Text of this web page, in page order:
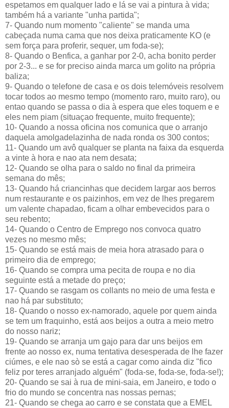
espetamos em qualquer lado e lá se vai a pintura à vida;
também há a variante "unha partida";
7- Quando num momento "caliente" se manda uma
cabeçada numa cama que nos deixa praticamente KO (e
sem força para proferir, sequer, um foda-se);
8- Quando o Benfica, a ganhar por 2-0, acha bonito perder
por 2-3... e se for preciso ainda marca um golito na própria
baliza;
9- Quando o telefone de casa e os dois telemóveis resolvem
tocar todos ao mesmo tempo (momento raro, muito raro), ou
entao quando se passa o dia à espera que eles toquem e e
eles nem piam (situaçao frequente, muito frequente);
10- Quando a nossa oficina nos comunica que o arranjo
daquela amolgadelazinha de nada ronda os 300 contos;
11- Quando um avô qualquer se planta na faixa da esquerda
a vinte à hora e nao ata nem desata;
12- Quando se olha para o saldo no final da primeira
semana do mês;
13- Quando há criancinhas que decidem largar aos berros
num restaurante e os paizinhos, em vez de lhes pregarem
um valente chapadao, ficam a olhar embevecidos para o
seu rebento;
14- Quando o Centro de Emprego nos convoca quatro
vezes no mesmo mês;
15- Quando se está mais de meia hora atrasado para o
primeiro dia de emprego;
16- Quando se compra uma pecita de roupa e no dia
seguinte está a metade do preço;
17- Quando se rasgam os collants no meio de uma festa e
nao há par substituto;
18- Quando o nosso ex-namorado, aquele por quem ainda
se tem um fraquinho, está aos beijos a outra a meio metro
do nosso nariz;
19- Quando se arranja um gajo para dar uns beijos em
frente ao nosso ex, numa tentativa desesperada de lhe fazer
ciúmes, e ele nao sò se está a cagar como ainda diz "fico
feliz por teres arranjado alguém" (foda-se, foda-se, foda-se!);
20- Quando se sai à rua de mini-saia, em Janeiro, e todo o
frio do mundo se concentra nas nossas pernas;
21- Quando se chega ao carro e se constata que a EMEL